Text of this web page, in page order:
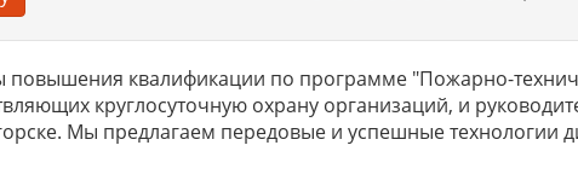
повышения квалификации по программе "Пожарно-
круглосуточную охрану организаций, и
Мы предлагаем передовые и успешные технологии